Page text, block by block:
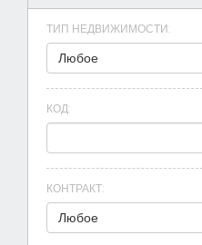
ТИП НЕДВИЖИМОСТИ:
Любое
КОД:
КОНТРАКТ:
Любое